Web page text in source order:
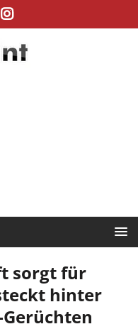
sorgt für
hinter
Gerüchten